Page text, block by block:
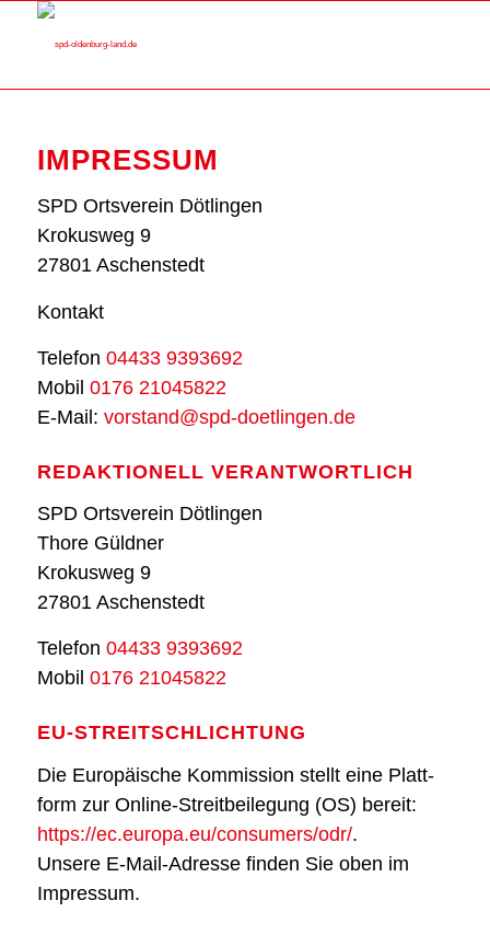
IMPRES­SUM
SPD Orts­ver­ein Döt­lin­gen
Kro­kus­weg 9
27801 Aschen­stedt
Kon­takt
Tele­fon 04433 9393692
Mobil 0176 21045822
E‑Mail: vorstand@spd-doetlingen.de
REDAK­TIO­NELL VER­ANT­WORT­LICH
SPD Orts­ver­ein Döt­lin­gen
Tho­re Güld­ner
Kro­kus­weg 9
27801 Aschen­stedt
Tele­fon 04433 9393692
Mobil 0176 21045822
EU-STREIT­SCHLICH­TUNG
Die Euro­päi­sche Kom­mis­si­on stellt eine Platt­
form zur Online-Streit­bei­le­gung (OS) bereit:
https://ec.europa.eu/consumers/odr/.
Unse­re E‑Mail-Adres­se fin­den Sie oben im
Impres­sum.